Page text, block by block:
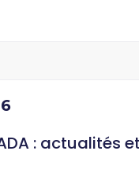
: actualités